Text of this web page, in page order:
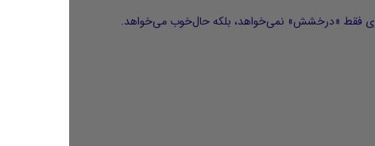
فقط «درخشش» نمی‌خواهد، بلکه حال‌خوب می‌خواهد.